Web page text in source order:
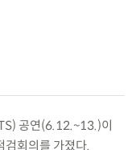
공연(6.12.~13.)이
검회의를 가졌다.